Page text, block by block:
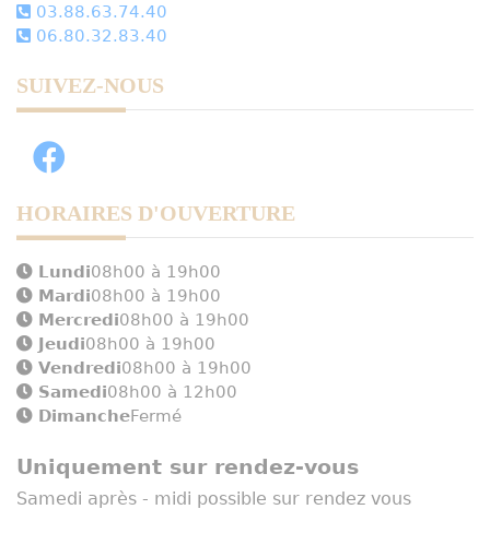
03.88.63.74.40
06.80.32.83.40
SUIVEZ-NOUS
HORAIRES D'OUVERTURE
Lundi08h00 à 19h00
Mardi08h00 à 19h00
Mercredi08h00 à 19h00
Jeudi08h00 à 19h00
Vendredi08h00 à 19h00
Samedi08h00 à 12h00
DimancheFermé
Uniquement sur rendez-vous
Samedi après - midi possible sur rendez vous